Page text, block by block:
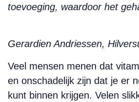
toevoeging, waardoor het
Gerardien Andriessen,
Veel mensen menen dat
en onschadelijk zijn dat je er
kunt binnen krijgen. Velen